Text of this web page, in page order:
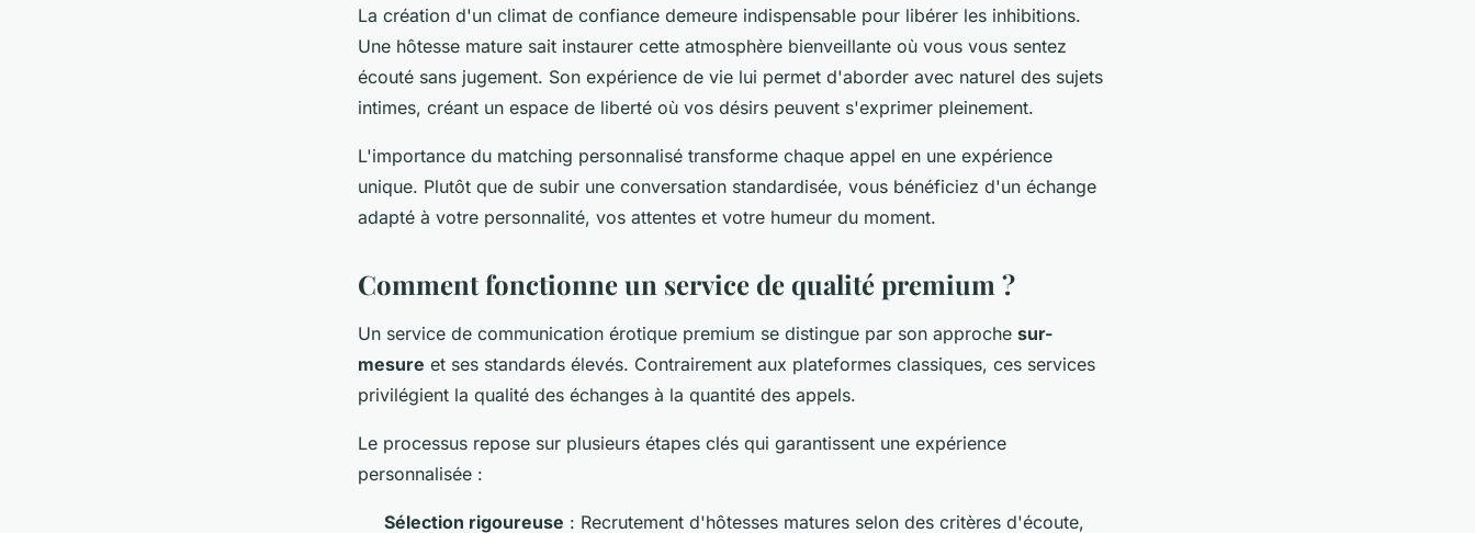
La création d'un climat de confiance demeure indispensable pour libérer les inhibitions.
Une hôtesse mature sait instaurer cette atmosphère bienveillante où vous vous sentez
écouté sans jugement. Son expérience de vie lui permet d'aborder avec naturel des sujets
intimes, créant un espace de liberté où vos désirs peuvent s'exprimer pleinement.
L'importance du matching personnalisé transforme chaque appel en une expérience
unique. Plutôt que de subir une conversation standardisée, vous bénéficiez d'un échange
adapté à votre personnalité, vos attentes et votre humeur du moment.
Comment fonctionne un service de qualité premium ?
Un service de communication érotique premium se distingue par son approche sur-
mesure et ses standards élevés. Contrairement aux plateformes classiques, ces services
privilégient la qualité des échanges à la quantité des appels.
Le processus repose sur plusieurs étapes clés qui garantissent une expérience
personnalisée :
Sélection rigoureuse : Recrutement d'hôtesses matures selon des critères d'écoute,